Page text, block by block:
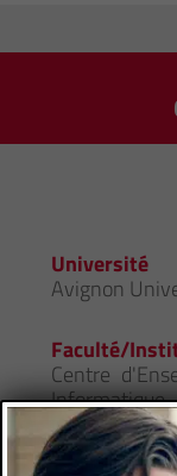
Université
Avignon
Faculté/
Centre
Informatique
Site de la